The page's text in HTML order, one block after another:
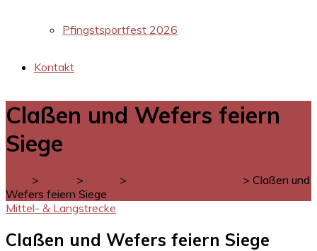
Pfingstsportfest 2026
Kontakt
Claßen und Wefers feiern
Siege
> > > > Claßen und
Wefers feiern Siege
Mittel- & Langstrecke
Claßen und Wefers feiern Siege